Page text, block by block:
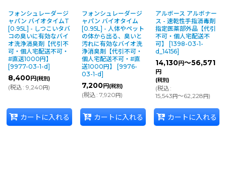
フォンシュレーダージ
ャパン バイオタイムT
[0.95L] - しつこいタバ
コの臭いに有効なバイ
オ洗浄消臭剤【代引不
可・個人宅配送不可・
#直送1000円】
[9977-03-1-d]
8,400円 (税別)
(税込: 9,240円)
カートに入れる
フォンシュレーダージ
ャパン バイオタイム
[0.95L] - 人体やペット
の体から出る、臭いと
汚れに有効なバイオ洗
浄消臭剤【代引不可・
個人宅配送不可・#直
送1000円】
[9976-
03-1-d]
7,200円 (税別)
(税込: 7,920円)
カートに入れる
アルボース アルボナー
ス - 速乾性手指消毒剤
指定医薬部外品【代引
不可・個人宅配送不
可】
[1398-03-1-
d_14156]
14,130円～56,571
円
(税別)
(税込:
15,543円～62,228円)
カートに入れる